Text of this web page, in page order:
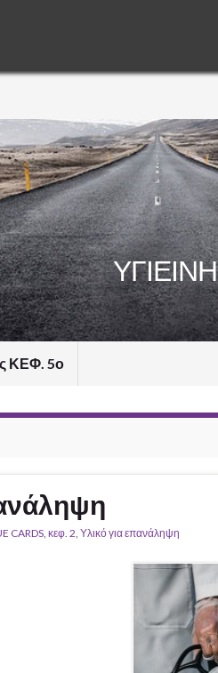
ΥΓΙΕΙΝΗ
ΚΕΦ. 5ο
CARDS κεφ. 2 Υλικό για επανάληψη